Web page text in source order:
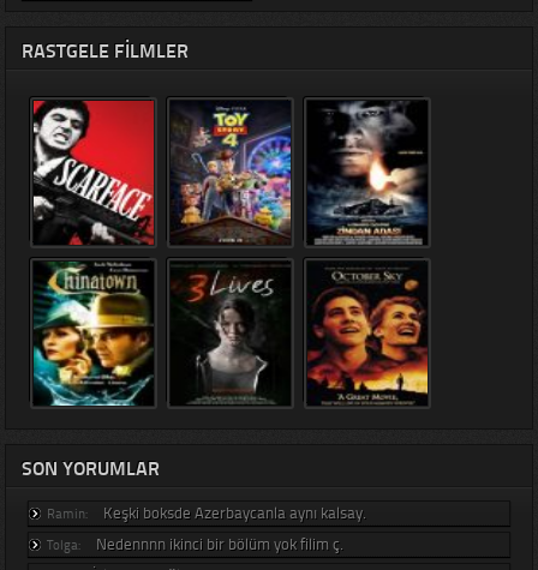
RASTGELE FILMLER
SON YORUMLAR
Ramin: Keşki boksde Azerbaycanla aynı kalsay.
Tolga: Nedennnn ikinci bir bölüm yok filim ç.